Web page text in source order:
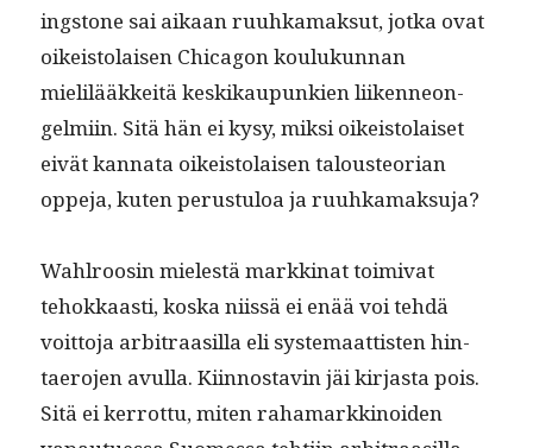
ing­stone sai aikaan ruuhka­mak­sut, jot­ka ovat
oikeis­to­laisen Chicagon koulukun­nan
mielilääkkeitä keskikaupunkien liiken­neon­
gelmi­in. Sitä hän ei kysy, mik­si oikeis­to­laiset
eivät kan­na­ta oikeis­to­laisen talous­teo­ri­an
oppe­ja, kuten perus­tu­loa ja ruuhkamaksuja?
Wahlroosin mielestä markki­nat toimi­vat
tehokkaasti, kos­ka niis­sä ei enää voi tehdä
voit­to­ja arbi­traasil­la eli sys­temaat­tis­ten hin­
taero­jen avul­la. Kiin­nos­tavin jäi kir­jas­ta pois.
Sitä ei ker­rot­tu, miten rahamarkki­noiden